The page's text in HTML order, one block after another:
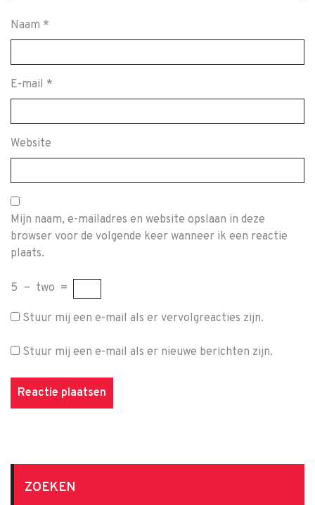
Naam *
E-mail *
Website
Mijn naam, e-mailadres en website opslaan in deze
browser voor de volgende keer wanneer ik een reactie
plaats.
5 − two =
Stuur mij een e-mail als er vervolgreacties zijn.
Stuur mij een e-mail als er nieuwe berichten zijn.
ZOEKEN